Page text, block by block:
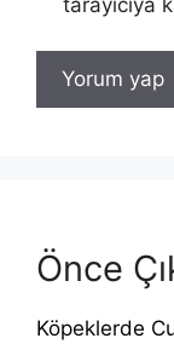
Önce
Köpeklerde